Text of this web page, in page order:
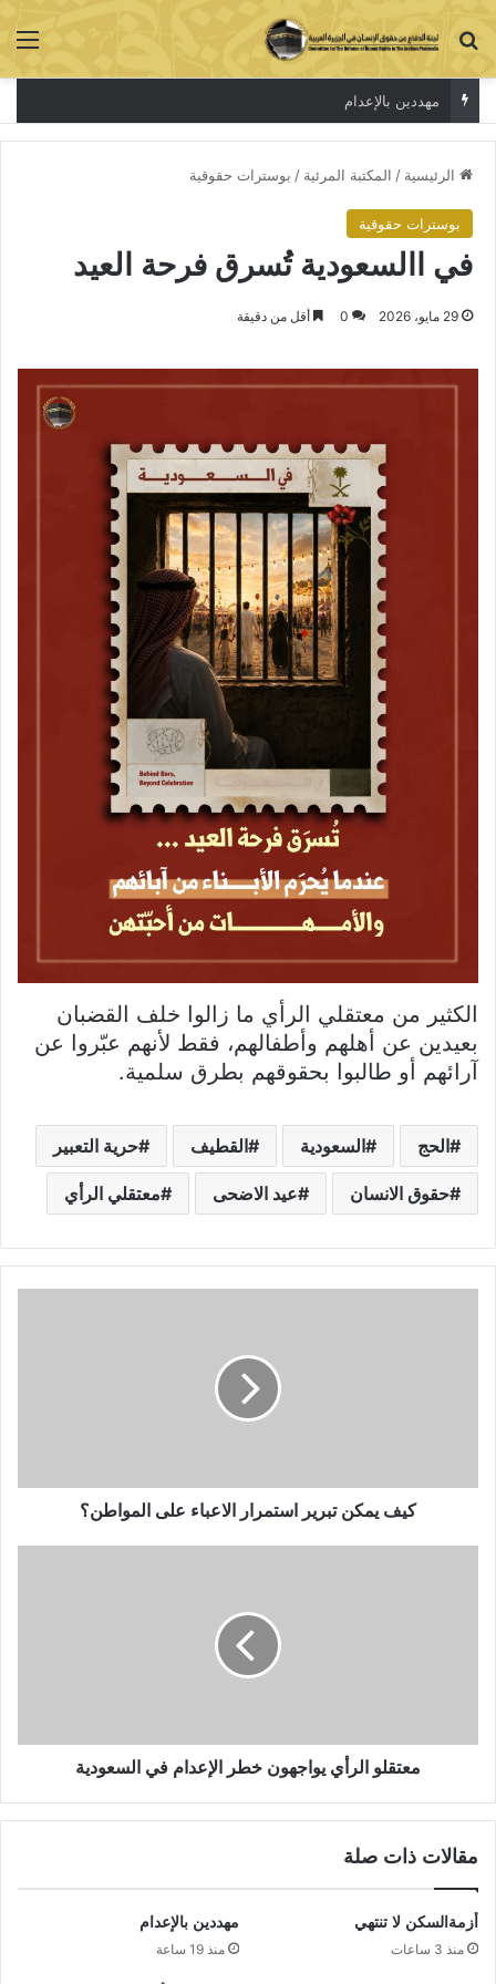
بحث عن
مهددين بالإعدام
الرئيسية / المكتبة المرئية / بوسترات حقوقية
بوسترات حقوقية
في االسعودية تُسرق فرحة العيد
29 مايو، 2026 0 أقل من دقيقة
الكثير من معتقلي الرأي ما زالوا خلف القضبان
بعيدين عن أهلهم وأطفالهم، فقط لأنهم عبّروا عن
آرائهم أو طالبوا بحقوقهم بطرق سلمية.
الحج السعودية القطيف حرية التعبير
حقوق الانسان عيد الاضحى معتقلي الرأي
كيف يمكن تبرير استمرار الاعباء على المواطن؟
معتقلو الرأي يواجهون خطر الإعدام في السعودية
مقالات ذات صلة
أزمةالسكن لا تنتهي
منذ 3 ساعات
مهددين بالإعدام
منذ 19 ساعة